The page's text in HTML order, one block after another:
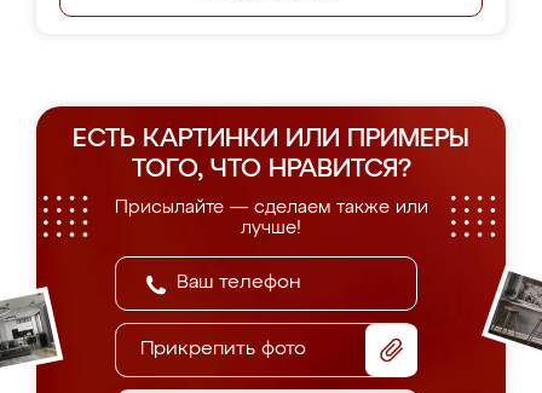
ЕСТЬ КАРТИНКИ ИЛИ ПРИМЕРЫ
ТОГО, ЧТО НРАВИТСЯ?
Присылайте — сделаем также или
лучше!
Прикрепить фото